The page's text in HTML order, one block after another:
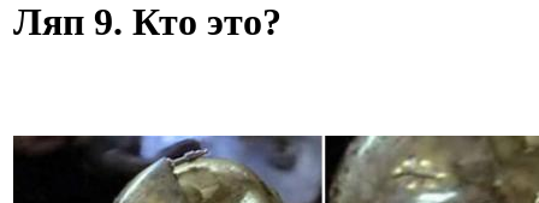
Ляп 9. Кто это?